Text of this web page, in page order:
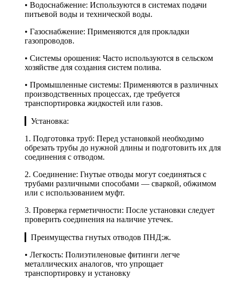
• Водоснабжение: Используются в системах подачи
питьевой воды и технической воды.
• Газоснабжение: Применяются для прокладки
газопроводов.
• Системы орошения: Часто используются в сельском
хозяйстве для создания систем полива.
• Промышленные системы: Применяются в различных
производственных процессах, где требуется
транспортировка жидкостей или газов.
▎Установка:
1. Подготовка труб: Перед установкой необходимо
обрезать трубы до нужной длины и подготовить их для
соединения с отводом.
2. Соединение: Гнутые отводы могут соединяться с
трубами различными способами — сваркой, обжимом
или с использованием муфт.
3. Проверка герметичности: После установки следует
проверить соединения на наличие утечек.
▎Преимущества гнутых отводов ПНД:ж.
• Легкость: Полиэтиленовые фитинги легче
металлических аналогов, что упрощает
транспортировку и установку